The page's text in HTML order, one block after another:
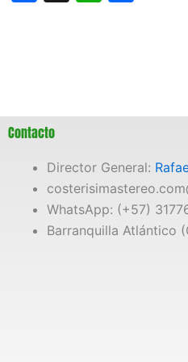
Contacto
Director General:
WhatsApp: (+57)
Barranquilla Atlántico